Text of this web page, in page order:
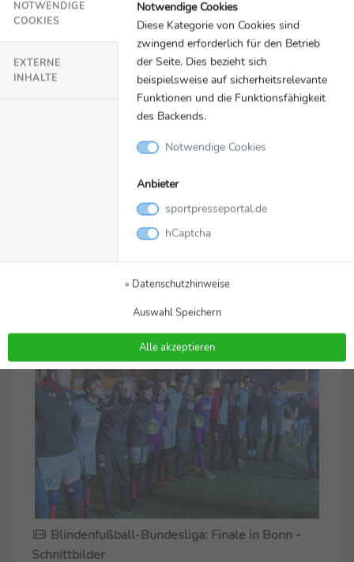
Interview mit dem FC St. Pauli
© DFB Stiftung Sepp Herberger
Blindenfußball-Bundesliga: Finale in Bonn -
Interview Dirk Janotta und Bernd Neuendorf
Blindenfußball-Bundesliga: Finale in Bonn -
Schnittbilder
NOTWENDIGE
COOKIES
EXTERNE
INHALTE
Notwendige Cookies
Diese Kategorie von Cookies sind
zwingend erforderlich für den Betrieb
der Seite. Dies bezieht sich
beispielsweise auf sicherheitsrelevante
Funktionen und die Funktionsfähigkeit
des Backends.
Notwendige Cookies
Anbieter
sportpresseportal.de
hCaptcha
» Datenschutzhinweise
Auswahl Speichern
Alle akzeptieren